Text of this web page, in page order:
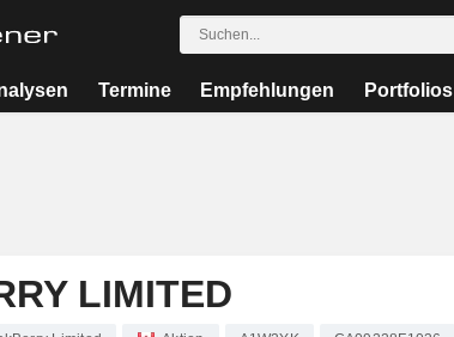
Termine Empfehlungen Portfolios
LIMITED